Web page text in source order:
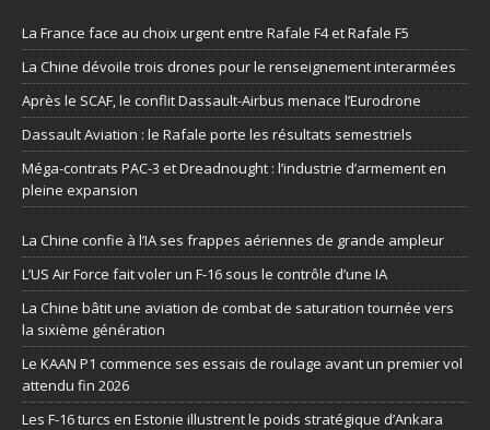
La France face au choix urgent entre Rafale F4 et Rafale F5
La Chine dévoile trois drones pour le renseignement interarmées
Après le SCAF, le conflit Dassault-Airbus menace l’Eurodrone
Dassault Aviation : le Rafale porte les résultats semestriels
Méga-contrats PAC-3 et Dreadnought : l’industrie d’armement en
pleine expansion
La Chine confie à l’IA ses frappes aériennes de grande ampleur
L’US Air Force fait voler un F-16 sous le contrôle d’une IA
La Chine bâtit une aviation de combat de saturation tournée vers
la sixième génération
Le KAAN P1 commence ses essais de roulage avant un premier vol
attendu fin 2026
Les F-16 turcs en Estonie illustrent le poids stratégique d’Ankara